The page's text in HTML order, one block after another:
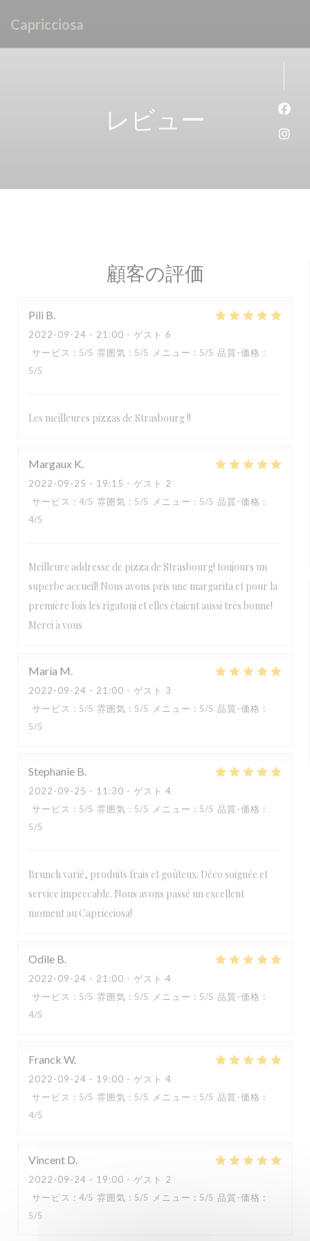
Capricciosa
レビュー
顧客の評価
Pili B
2022-09-24 - 21:00 - ゲスト 6
サービス : 5/5 雰囲気 : 5/5 メニュー : 5/5 品質-価格 :
5/5
Les meilleures pizzas de Strasbourg !!
Margaux K
2022-09-25 - 19:15 - ゲスト 2
サービス : 4/5 雰囲気 : 5/5 メニュー : 5/5 品質-価格 :
4/5
Meilleure addresse de pizza de Strasbourg! toujours un
superbe accueil! Nous avons pris une margarita et pour la
première fois les rigatoni et elles étaient aussi très bonne!
Merci à vous
María M
2022-09-24 - 21:00 - ゲスト 3
サービス : 5/5 雰囲気 : 5/5 メニュー : 5/5 品質-価格 :
5/5
Stephanie B
2022-09-25 - 11:30 - ゲスト 4
サービス : 5/5 雰囲気 : 5/5 メニュー : 5/5 品質-価格 :
5/5
Brunch varié, produits frais et goûteux. Déco soignée et
service impeccable. Nous avons passé un excellent
moment au Capricciosa!
Odile B
2022-09-24 - 21:00 - ゲスト 4
サービス : 5/5 雰囲気 : 5/5 メニュー : 5/5 品質-価格 :
4/5
Franck W
2022-09-24 - 19:00 - ゲスト 4
サービス : 5/5 雰囲気 : 5/5 メニュー : 5/5 品質-価格 :
4/5
Vincent D
2022-09-24 - 19:00 - ゲスト 2
サービス : 4/5 雰囲気 : 5/5 メニュー : 5/5 品質-価格 :
5/5